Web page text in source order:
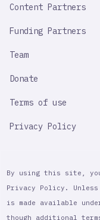
Content Partners
Funding Partners
Team
Donate
Terms of use
Privacy Policy
By using this site,
Privacy Policy.
is made available
though additional